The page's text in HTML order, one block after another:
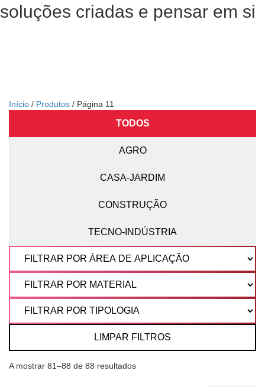
soluções criadas e pensar em si
Início / Produtos / Página 11
TODOS
AGRO
CASA-JARDIM
CONSTRUÇÃO
TECNO-INDÚSTRIA
LIMPAR FILTROS
A mostrar 81–88 de 88 resultados